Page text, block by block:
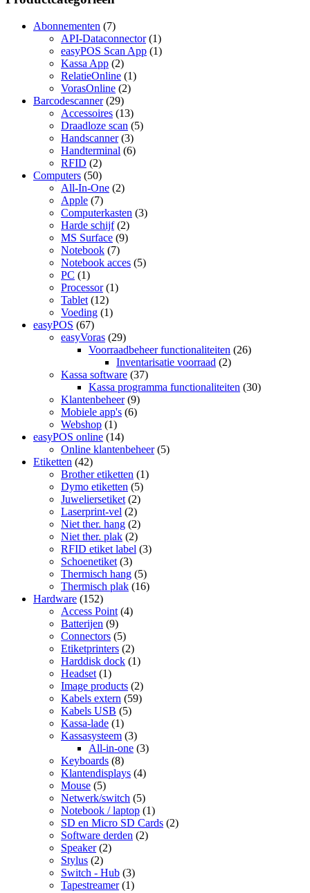
Abonnementen (7)
API-Dataconnector (1)
easyPOS Scan App (1)
Kassa App (2)
RelatieOnline (1)
VorasOnline (2)
Barcodescanner (29)
Accessoires (13)
Draadloze scan (5)
Handscanner (3)
Handterminal (6)
RFID (2)
Computers (50)
All-In-One (2)
Apple (7)
Computerkasten (3)
Harde schijf (2)
MS Surface (9)
Notebook (7)
Notebook acces (5)
PC (1)
Processor (1)
Tablet (12)
Voeding (1)
easyPOS (67)
easyVoras (29)
Voorraadbeheer functionaliteiten (26)
Inventarisatie voorraad (2)
Kassa software (37)
Kassa programma functionaliteiten (30)
Klantenbeheer (9)
Mobiele app's (6)
Webshop (1)
easyPOS online (14)
Online klantenbeheer (5)
Etiketten (42)
Brother etiketten (1)
Dymo etiketten (5)
Juweliersetiket (2)
Laserprint-vel (2)
Niet ther. hang (2)
Niet ther. plak (2)
RFID etiket label (3)
Schoenetiket (3)
Thermisch hang (5)
Thermisch plak (16)
Hardware (152)
Access Point (4)
Batterijen (9)
Connectors (5)
Etiketprinters (2)
Harddisk dock (1)
Headset (1)
Image products (2)
Kabels extern (59)
Kabels USB (5)
Kassa-lade (1)
Kassasysteem (3)
All-in-one (3)
Keyboards (8)
Klantendisplays (4)
Mouse (5)
Netwerk/switch (5)
Notebook / laptop (1)
SD en Micro SD Cards (2)
Software derden (2)
Speaker (2)
Stylus (2)
Switch - Hub (3)
Tapestreamer (1)